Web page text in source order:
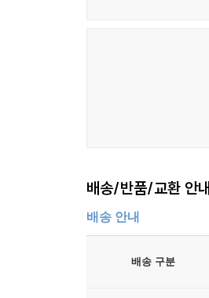
배송/반품/교환 안내
배송 안내
배송 구분